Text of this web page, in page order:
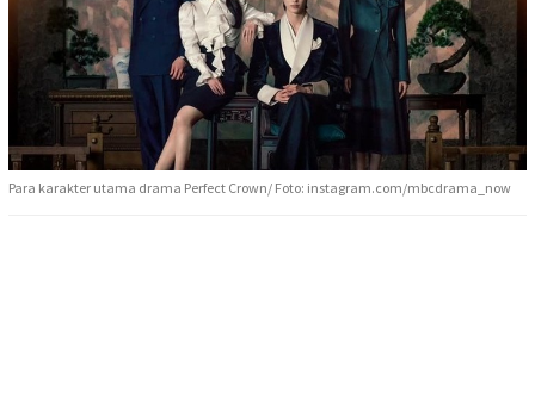
Para karakter utama drama Perfect Crown/ Foto: instagram.com/mbcdrama_now